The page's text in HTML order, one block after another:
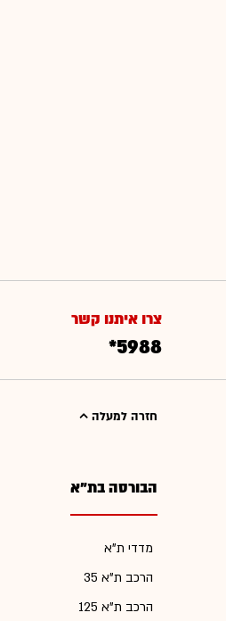
צרו איתנו קשר
*5988
חזרה למעלה
הבורסה בת"א
מדדי ת"א
הרכב ת"א 35
הרכב ת"א 125